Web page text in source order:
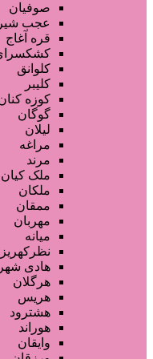
صوفیان
عجب شیر
قره آغاج
کلوانق
کلیبر
کوزه
گوگان
لیلان
مراغه
مرند
ملک کیان
ملکان
ممقان
مهربان
میانه
هادی شهر
هرگلان
هریس
هشترود
هوراند
وایقان
کمترین قیمت
بیشترین قیمت
در سایت تبلیغاتی مرکز
می‌گیرند و هیچ واسطه‌ای
فرمایید که در خرید و
نداشته و کاربران باید
دسترسی سریع